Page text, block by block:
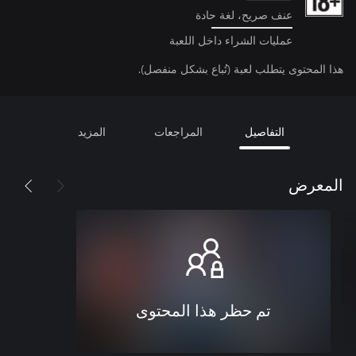
عنف صريح، لغة حادة
عمليات الشراء داخل اللعبة
هذا المحتوى يتطلب لعبة (تُباع بشكل منفصل).
التفاصيل المراجعات المزيد
المعرض
تم حظر هذا المحتوى